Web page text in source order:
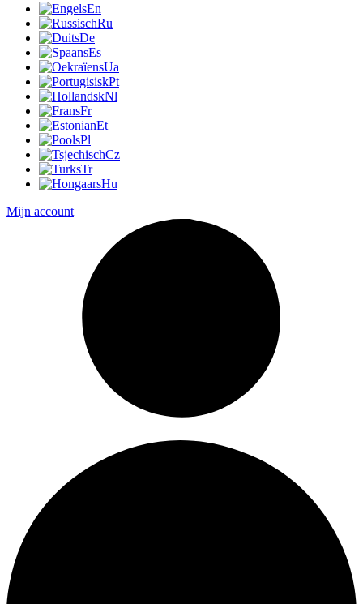
En
Ru
De
Es
Ua
Pt
Nl
Fr
Et
Pl
Cz
Tr
Hu
Mijn account